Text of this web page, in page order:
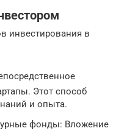
инвестирования в
Этот способ
и опыта.
фонды: Вложение